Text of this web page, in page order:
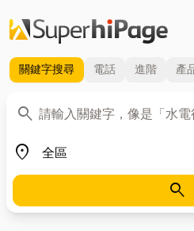
關鍵字搜尋 電話 進階 產
search
關鍵字
place
地區
search